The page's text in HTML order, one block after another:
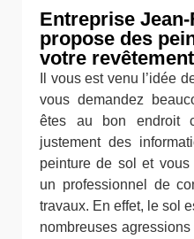
Entreprise
propose des
votre
Il vous est venu l’idée
vous demandez
êtes au bon endroit
justement des
peinture de sol et
un professionnel de
travaux. En effet, le sol
nombreuses